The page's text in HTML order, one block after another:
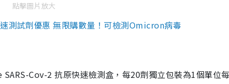
點擊圖片放大
測試劑優惠 無限購數量！可檢測Omicron病毒
Cov-2 抗原快速檢測盒，每20劑獨立包裝為1個單位